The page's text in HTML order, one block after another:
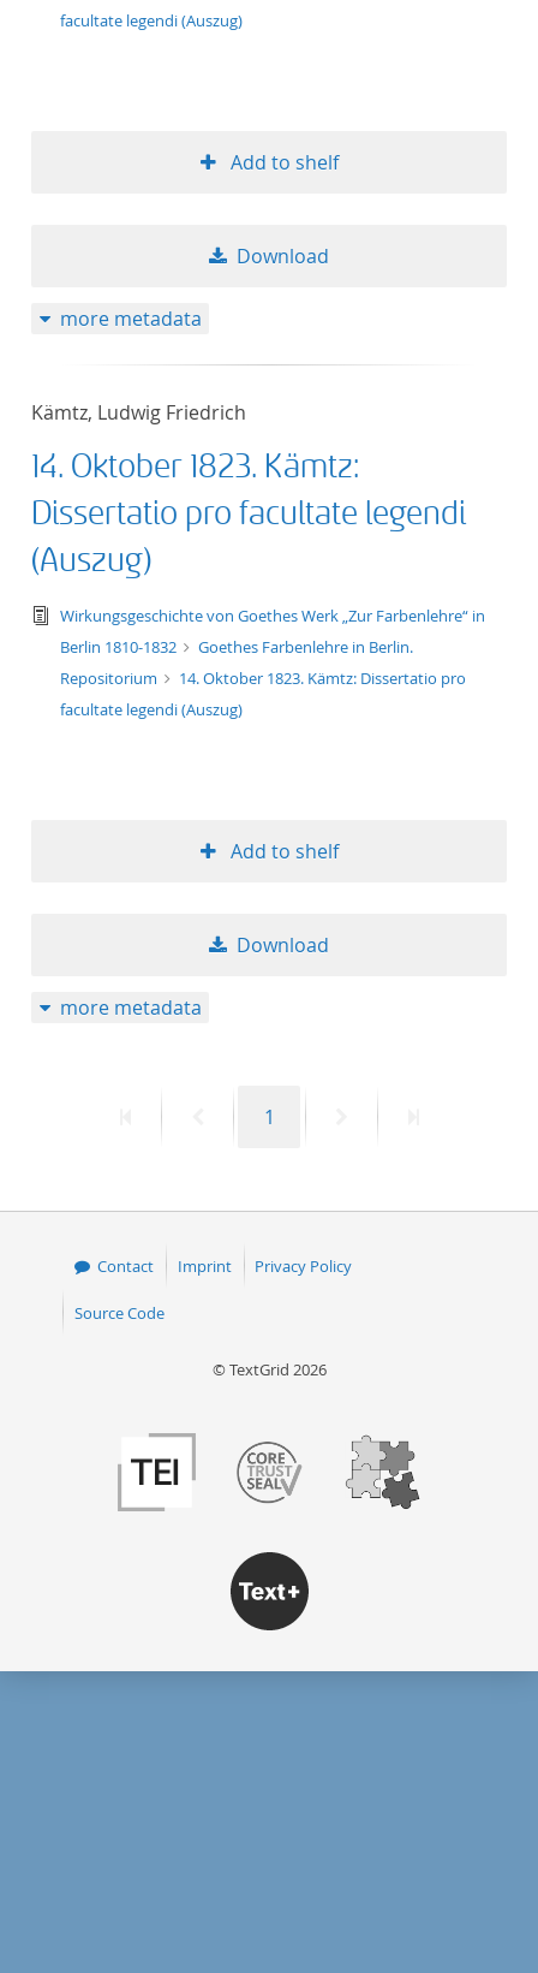
facultate legendi (Auszug)
Add to shelf
Download
more metadata
Kämtz, Ludwig Friedrich
14. Oktober 1823. Kämtz:
Dissertatio pro facultate legendi
(Auszug)
text/tg.edition+tg.aggregation+xml
Wirkungsgeschichte von Goethes Werk „Zur Farbenlehre“ in
Berlin 1810-1832
Goethes Farbenlehre in Berlin.
Repositorium
14. Oktober 1823. Kämtz: Dissertatio pro
facultate legendi (Auszug)
Add to shelf
Download
more metadata
PreviousPage
1
Contact Imprint Privacy Policy
Source Code
© TextGrid 2026